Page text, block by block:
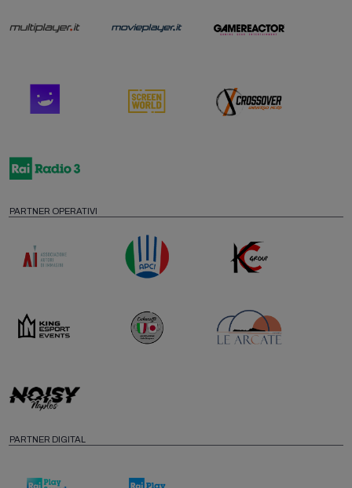
PARTNER OPERATIVI
PARTNER DIGITAL